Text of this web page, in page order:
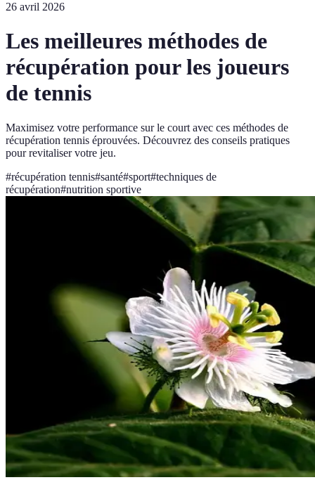
26 avril 2026
Les meilleures méthodes de
récupération pour les joueurs
de tennis
Maximisez votre performance sur le court avec ces méthodes de
récupération tennis éprouvées. Découvrez des conseils pratiques
pour revitaliser votre jeu.
#récupération tennis#santé#sport#techniques de
récupération#nutrition sportive